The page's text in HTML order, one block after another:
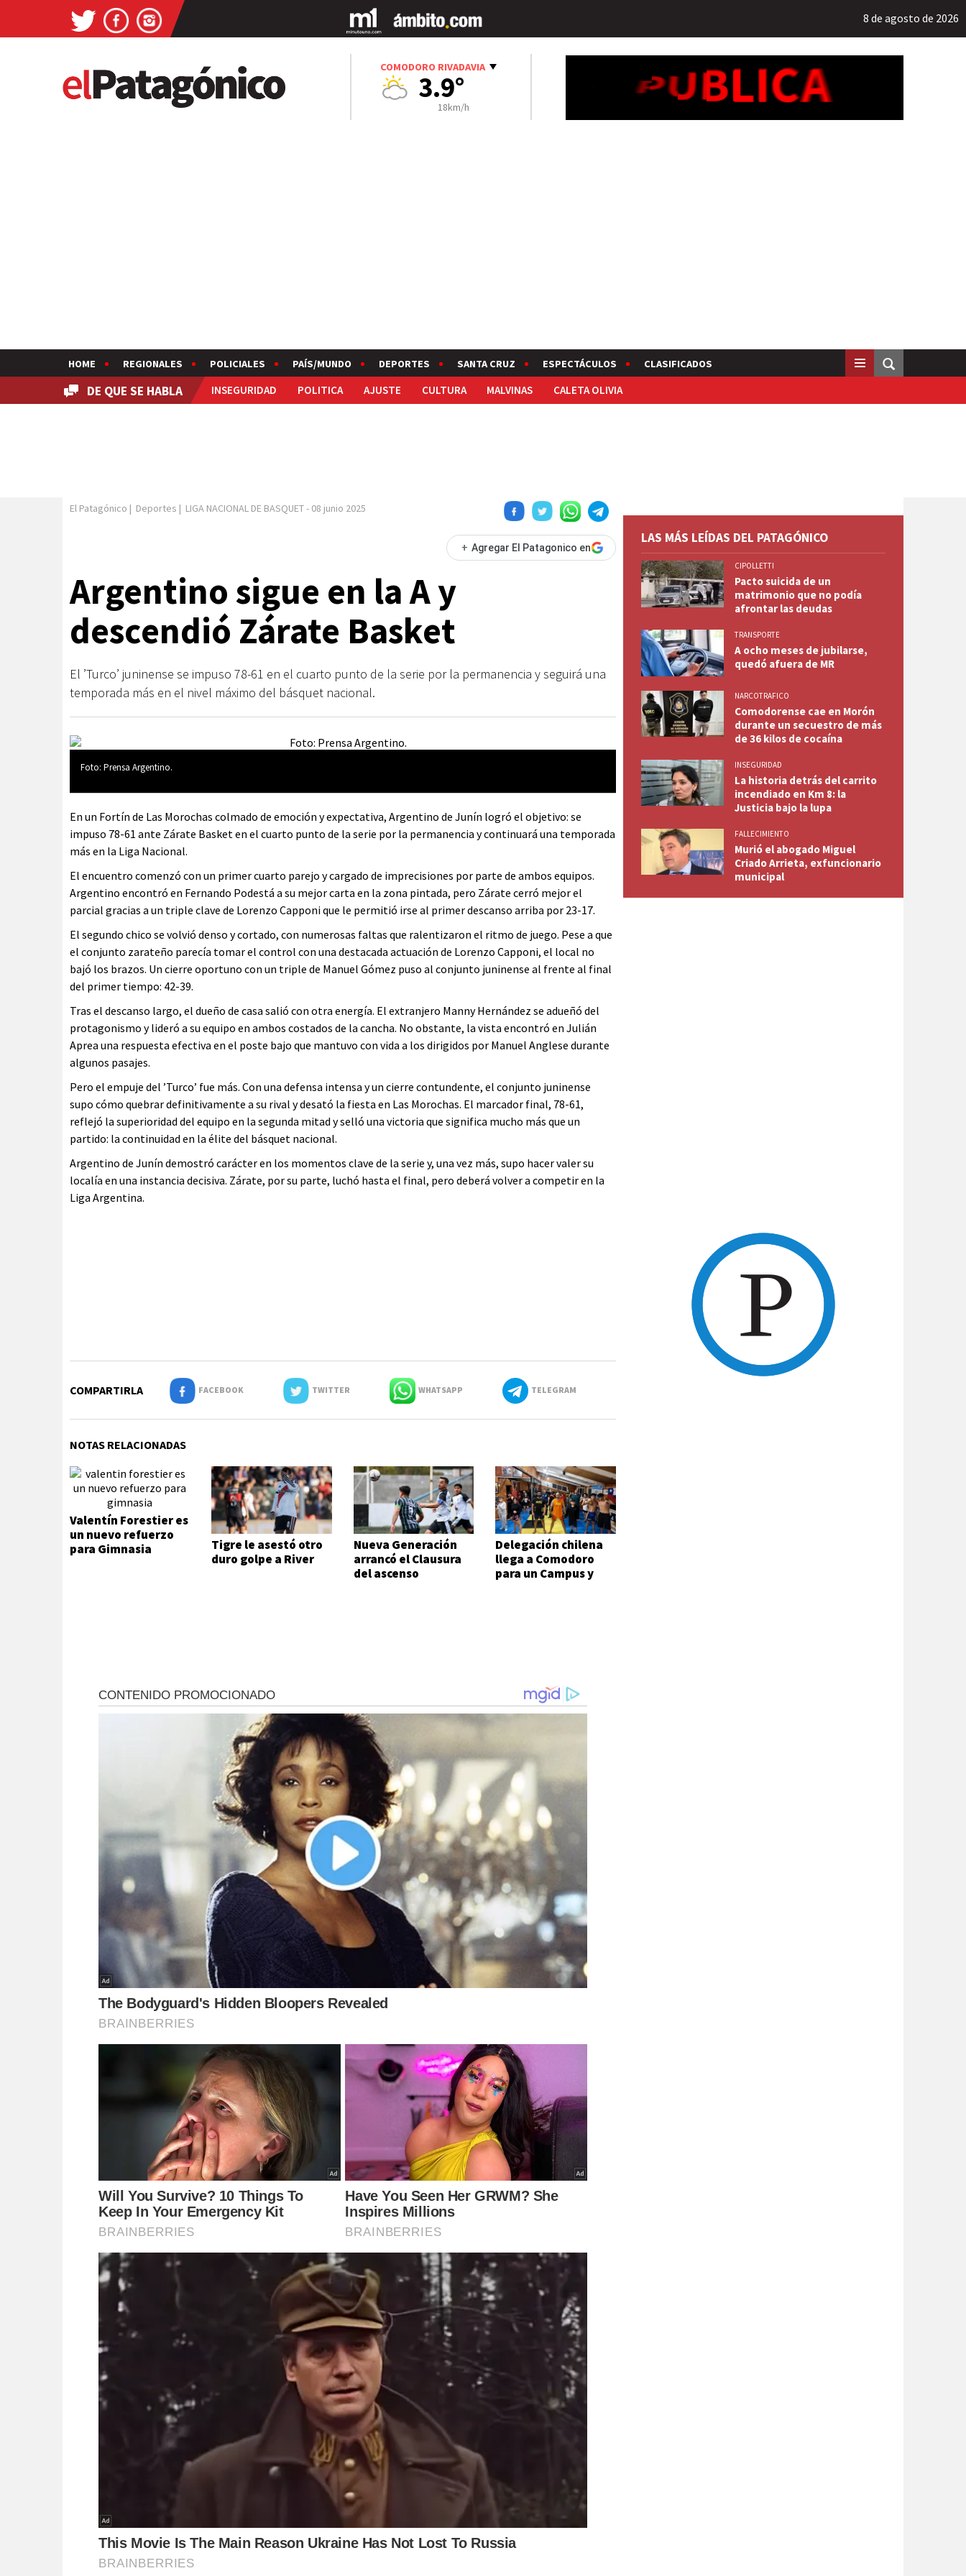
8 de agosto de 2026
COMODORO RIVADAVIA
3.9°
18km/h
HOME REGIONALES POLICIALES PAÍS/MUNDO DEPORTES SANTA CRUZ ESPECTÁCULOS CLASIFICADOS
DE QUE SE HABLA INSEGURIDAD POLITICA AJUSTE CULTURA MALVINAS CALETA OLIVIA
El Patagónico | Deportes | LIGA NACIONAL DE BASQUET- 08 junio 2025
+ Agregar El Patagonico en
Argentino sigue en la A y
descendió Zárate Basket
El ’Turco’ juninense se impuso 78-61 en el cuarto punto de la serie por la permanencia y seguirá una
temporada más en el nivel máximo del básquet nacional.
Foto: Prensa Argentino.
En un Fortín de Las Morochas colmado de emoción y expectativa, Argentino de Junín logró el objetivo: se
impuso 78-61 ante Zárate Basket en el cuarto punto de la serie por la permanencia y continuará una temporada
más en la Liga Nacional.
El encuentro comenzó con un primer cuarto parejo y cargado de imprecisiones por parte de ambos equipos.
Argentino encontró en Fernando Podestá a su mejor carta en la zona pintada, pero Zárate cerró mejor el
parcial gracias a un triple clave de Lorenzo Capponi que le permitió irse al primer descanso arriba por 23-17.
El segundo chico se volvió denso y cortado, con numerosas faltas que ralentizaron el ritmo de juego. Pese a que
el conjunto zarateño parecía tomar el control con una destacada actuación de Lorenzo Capponi, el local no
bajó los brazos. Un cierre oportuno con un triple de Manuel Gómez puso al conjunto juninense al frente al final
del primer tiempo: 42-39.
Tras el descanso largo, el dueño de casa salió con otra energía. El extranjero Manny Hernández se adueñó del
protagonismo y lideró a su equipo en ambos costados de la cancha. No obstante, la vista encontró en Julián
Aprea una respuesta efectiva en el poste bajo que mantuvo con vida a los dirigidos por Manuel Anglese durante
algunos pasajes.
Pero el empuje del ’Turco’ fue más. Con una defensa intensa y un cierre contundente, el conjunto juninense
supo cómo quebrar definitivamente a su rival y desató la fiesta en Las Morochas. El marcador final, 78-61,
reflejó la superioridad del equipo en la segunda mitad y selló una victoria que significa mucho más que un
partido: la continuidad en la élite del básquet nacional.
Argentino de Junín demostró carácter en los momentos clave de la serie y, una vez más, supo hacer valer su
localía en una instancia decisiva. Zárate, por su parte, luchó hasta el final, pero deberá volver a competir en la
Liga Argentina.
COMPARTIRLA FACEBOOK TWITTER WHATSAPP TELEGRAM
NOTAS RELACIONADAS
Valentín Forestier es
un nuevo refuerzo
para Gimnasia
Tigre le asestó otro
duro golpe a River
Nueva Generación
arrancó el Clausura
del ascenso
Delegación chilena
llega a Comodoro
para un Campus y
LAS MÁS LEÍDAS DEL PATAGÓNICO
CIPOLLETTI
Pacto suicida de un
matrimonio que no podía
afrontar las deudas
TRANSPORTE
A ocho meses de jubilarse,
quedó afuera de MR
NARCOTRAFICO
Comodorense cae en Morón
durante un secuestro de más
de 36 kilos de cocaína
INSEGURIDAD
La historia detrás del carrito
incendiado en Km 8: la
Justicia bajo la lupa
FALLECIMIENTO
Murió el abogado Miguel
Criado Arrieta, exfuncionario
municipal